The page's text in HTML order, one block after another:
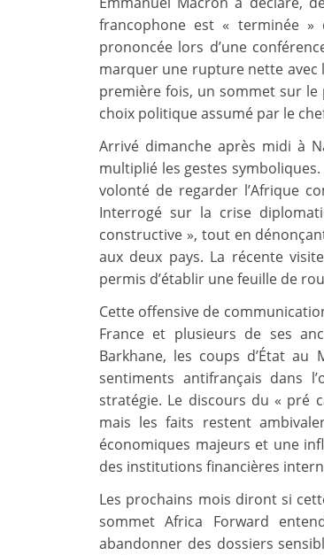
francophone est « terminée
prononcée lors d’une
marquer une rupture nette avec
première fois, un sommet sur
choix politique assumé par le
Arrivé dimanche après midi à
multiplié les gestes
volonté de regarder l’Afrique
Interrogé sur la crise
constructive », tout en
aux deux pays. La récente
permis d’établir une feuille de
Cette offensive de
France et plusieurs de ses
Barkhane, les coups d’État
sentiments antifrançais dans
stratégie. Le discours du « pré
mais les faits restent
économiques majeurs et une
des institutions financières
Les prochains mois diront si
sommet Africa Forward
abandonner des dossiers